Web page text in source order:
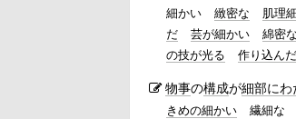
細かい 緻密な 肌理
だ
芸が細かい 綿密な
の技が光る
作り込んだ
物事の構成が細部にわ
きめの細かい 繊細な